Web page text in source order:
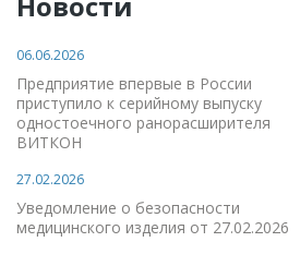
06.06.2026
Предприятие впервые в России
приступило к серийному выпуску
одностоечного ранорасширителя
ВИТКОН
27.02.2026
Уведомление о безопасности
медицинского изделия от 27.02.2026